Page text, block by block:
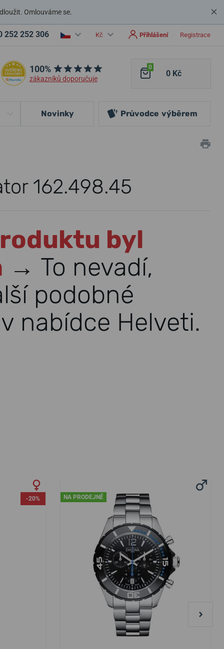
Omlouváme se.
252 252 306 Kč Přihlášení Registrace
100%
zákazníků doporučuje
0
0 Kč
Novinky Průvodce výběrem
162.498.45
byl
→ To nevadí,
podobné
nabídce Helveti.
-20% NA PRODEJNĚ